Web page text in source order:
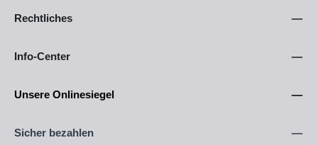
Rechtliches
Info-Center
Unsere Onlinesiegel
Sicher bezahlen